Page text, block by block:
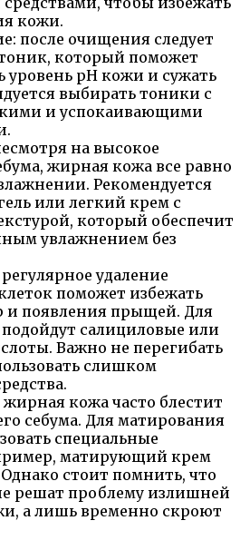
кожи.
после очищения следует
который поможет
уровень pH кожи и сужать
выбирать тоники с
и успокаивающими
на высокое
жирная кожа все равно
Рекомендуется
или легкий крем с
который обеспечит
увлажнением без
удаление
поможет избежать
и появления прыщей. Для
салициловые или
Важно не перегибать
слишком
кожа часто блестит
себума. Для матирования
специальные
матирующий крем
стоит помнить, что
решат проблему излишней
а лишь временно скроют